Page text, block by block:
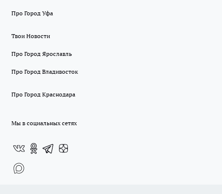
Про Город Уфа
Твои Новости
Про Город Ярославль
Про Город Владивосток
Про Город Краснодара
Мы в социальных сетях